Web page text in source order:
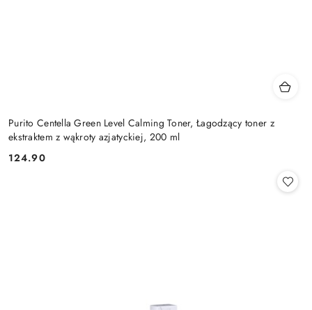
Purito Centella Green Level Calming Toner, Łagodzący toner z
ekstraktem z wąkroty azjatyckiej, 200 ml
Cena:
124.90